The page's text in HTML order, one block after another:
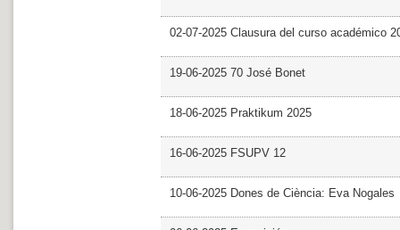
02-07-2025 Clausura del curso académico
19-06-2025 70 José Bonet
18-06-2025 Praktikum 2025
16-06-2025 FSUPV 12
10-06-2025 Dones de Ciència: Eva Nogales